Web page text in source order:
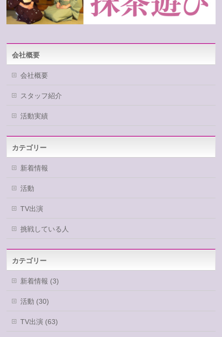
会社概要
会社概要
スタッフ紹介
活動実績
カテゴリー
新着情報
活動
TV出演
挑戦している人
カテゴリー
新着情報 (3)
活動 (30)
TV出演 (63)